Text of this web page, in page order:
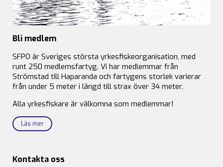
Bli medlem
SFPO är Sveriges största yrkesfiskeorganisation, med
runt 250 medlemsfartyg. Vi har medlemmar från
Strömstad till Haparanda och fartygens storlek varierar
från under 5 meter i längd till strax över 34 meter.
Alla yrkesfiskare är välkomna som medlemmar!
Läs mer
Kontakta oss